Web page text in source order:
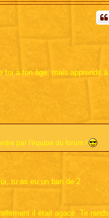
toi à ton âge, mais apprends à
par l'équipe du forum !
tu as eu un ban de 2
il était agacé. Te rends